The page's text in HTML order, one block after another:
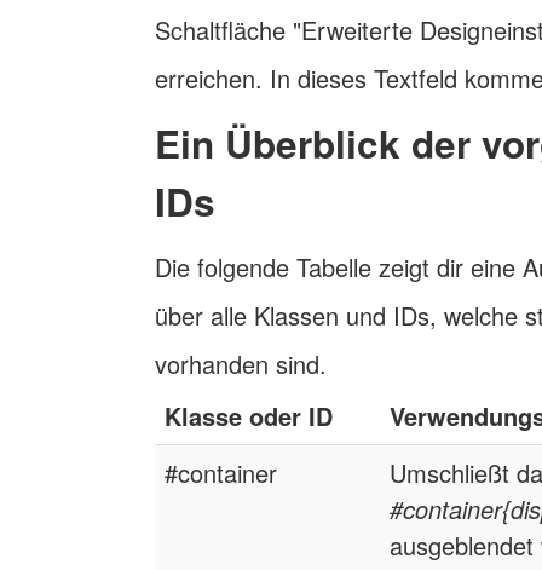
Schaltfläche "Erweiterte
erreichen. In dieses Textfeld
Ein Überblick der
IDs
Die folgende Tabelle zeigt dir eine
über alle Klassen und IDs, welche
vorhanden sind.
Klasse oder ID
#container
Umschließt